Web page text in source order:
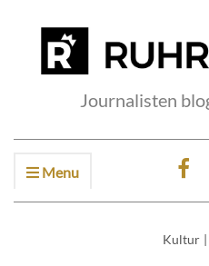
Journalisten
Menu
Kultur |